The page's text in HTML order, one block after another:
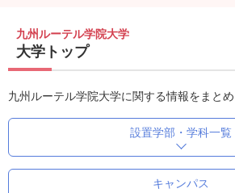
九州ルーテル学院大学
大学トップ
九州ルーテル学院大学に関する情報をまとめ
設置学部・学科一覧
キャンパス